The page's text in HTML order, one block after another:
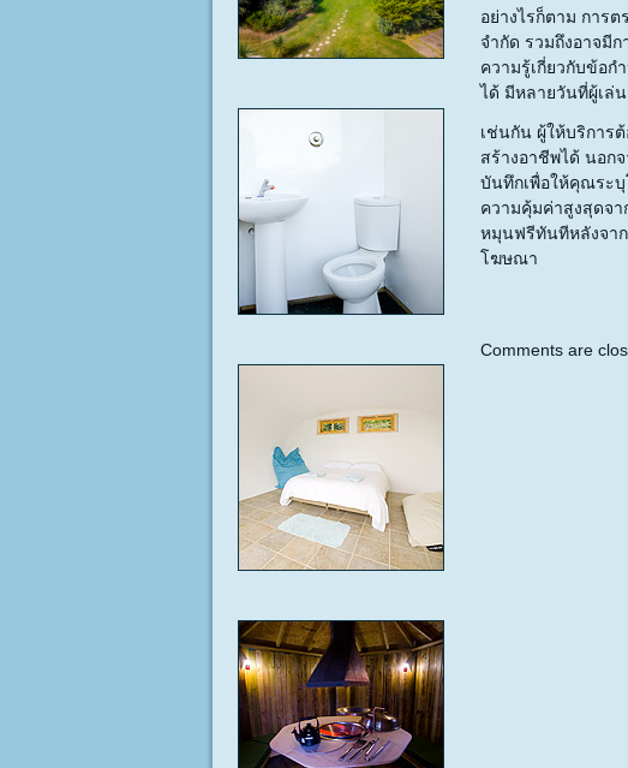
อย่างไรก็ตาม การ
จำกัด รวมถึงอาจมี
ความรู้เกี่ยวกับข้อ
ได้ มีหลายวันที่ผู้เล่
เช่นกัน ผู้ให้บริการ
สร้างอาชีพได้ นอก
บันทึกเพื่อให้คุณระบุ
ความคุ้มค่าสูงสุดจ
หมุนฟรีทันทีหลังจา
โฆษณา
Comments are